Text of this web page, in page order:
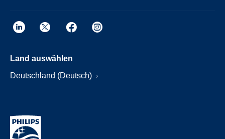
Land auswählen
Deutschland (Deutsch)